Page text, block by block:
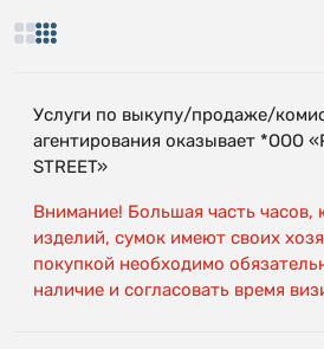
Услуги по выкупу/продаже/
агентирования оказывает *OOO
STREET»
Внимание! Большая часть часов,
изделий, сумок имеют своих
покупкой необходимо
наличие и согласовать время